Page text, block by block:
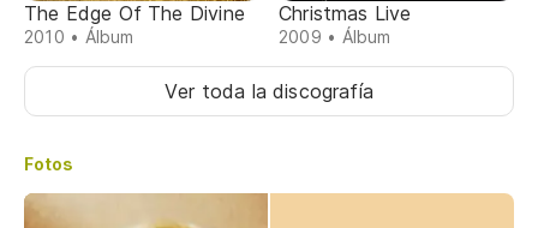
The Edge Of The Divine
2010 • Álbum
Christmas Live
2009 • Álbum
Ver toda la discografía
Fotos